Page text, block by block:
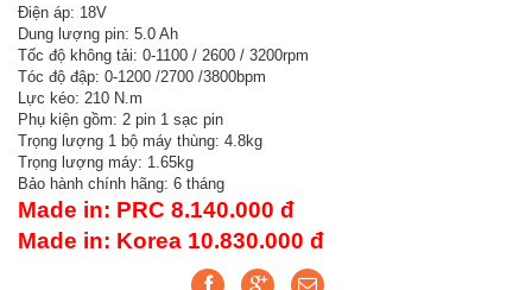
Điện áp: 18V
Dung lượng pin: 5.0 Ah
Tốc độ không tải: 0-1100 / 2600 / 3200rpm
Tóc độ đập: 0-1200 /2700 /3800bpm
Lực kéo: 210 N.m
Phụ kiện gồm: 2 pin 1 sạc pin
Trọng lượng 1 bộ máy thùng: 4.8kg
Trọng lượng máy: 1.65kg
Bảo hành chính hãng: 6 tháng
Made in: PRC 8.140.000 đ
Made in: Korea 10.830.000 đ